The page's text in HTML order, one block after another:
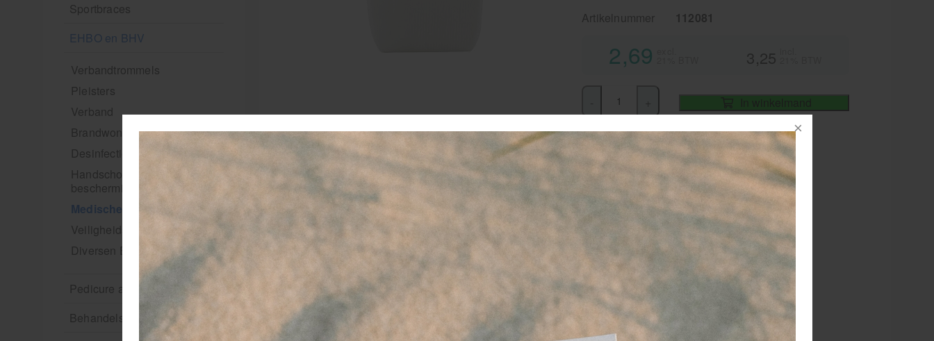
Sportbraces
EHBO en BHV
Verbandtrommels
Pleisters
Verband
Brandwonden verzorging
Desinfectie middelen
Handschoenen en
bescherming
Medische hulpmiddelen
Veiligheidshesjes
Diversen EHBO en BHV
Pedicure artikelen
Behandelstoel elektrisch
Artikelnummer 112081
2,69 3,25
In winkelmand
favoriet
1-2 werkdagen
Plastic oogbadje voor oogspoelingen
Gebruik schoonwater of een speciaal
Na gebruik goed schoonmaken en
desinfecteren voor dat u het hergebruikt